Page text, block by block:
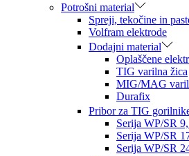
Potrošni material
Spreji, tekočine in
Volfram elektrode
Dodajni material
Oplaščene
TIG varilna žica
MIG/MAG
Durafix
Pribor za TIG
Serija WP/SR
Serija WP/SR
Serija WP/SR